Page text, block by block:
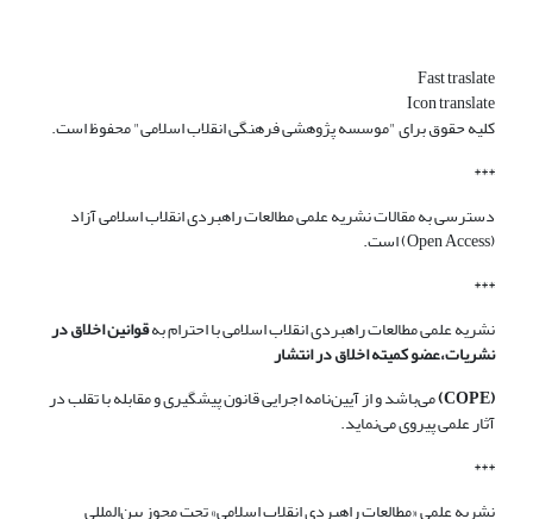
Fast traslate
Icon translate
کلیه حقوق برای "موسسه پژوهشی فرهنگی انقلاب اسلامی" محفوظ است.
***
دسترسی به مقالات نشریه علمی مطالعات راهبردی انقلاب اسلامی آزاد
(Open Access) است.
***
نشریه علمی مطالعات راهبردی انقلاب اسلامی با احترام بهقوانین اخلاق در
نشریات،عضو کمیته اخلاق در انتشار
(COPE)
می‌باشد و از آیین‌نامه اجرایی قانون پیشگیری و مقابله با تقلب در
آثار علمی پیروی می‌نماید.
***
نشریه علمی «مطالعات راهبردی انقلاب اسلامی» تحت مجوز بین‌المللی